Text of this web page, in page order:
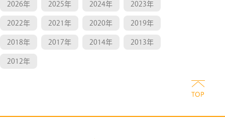
2026年 2025年 2024年 2023年
2022年 2021年 2020年 2019年
2018年 2017年 2014年 2013年
2012年